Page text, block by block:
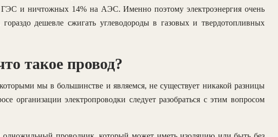
ГЭС и ничтожных 14% на АЭС. Именно поэтому электроэнергия очень
дешевле сжигать углеводороды в газовых и твердотопливных
такое провод?
которыми мы в большинстве и являемся, не существует никакой разницы
организации электропроводки следует разобраться с этим вопросом